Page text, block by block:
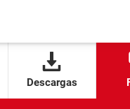
Descargas